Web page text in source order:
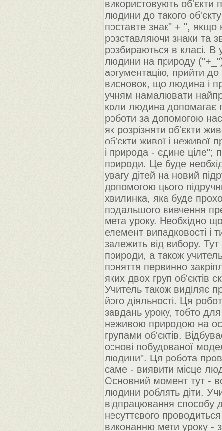
використовують об'єкти
людини до такого
поставте знак" + ", якщо
розставляючи знаки та
розбираються в класі. В
людини на природу
аргументацію, прийти
висновок, що людина і
учням намалювати
коли людина допомагає
роботи за допомогою
як розрізняти об'єкти
об'єкти живої і неживої
і природа - єдине ціле";
природи. Це буде
увагу дітей на новий
допомогою цього
хвилинка, яка буде
подальшого вивчення
мета уроку. Необхідно
елемент випадковості і
залежить від вибору. Тут
природи, а також
поняття первинно
яких двох груп об'єктів
Учитель також виділяє
його діяльності. Ця
завдань уроку, тобто
неживою природою на
групами об'єктів.
основі побудованої
людини". Ця робота
саме - виявити місце
Основний момент тут -
людини роблять діти.
відпрацювання способу
несуттєвого
виконанню мети уроку -